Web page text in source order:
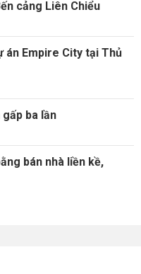
cảng Liên Chiểu
án Empire City tại Thủ
ba lần
bán nhà liền kề,